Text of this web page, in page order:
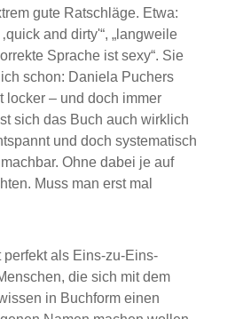
gute Ratschläge. Etwa:
and dirty'“, „langweile
Sprache ist sexy“. Sie
schon: Daniela Puchers
locker – und doch immer
sich das Buch auch wirklich
und doch systematisch
Ohne dabei je auf
Muss man erst mal
perfekt als Eins-zu-Eins-
die sich mit dem
in Buchform einen